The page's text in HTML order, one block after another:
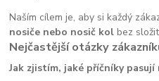
Naším cílem je, aby si každý
nosiče nebo nosič kol bez
Nejčastější otázky
Jak zjistím, jaké příčníky pasují